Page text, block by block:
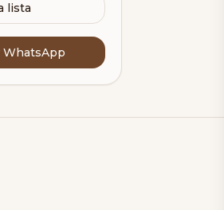
lista